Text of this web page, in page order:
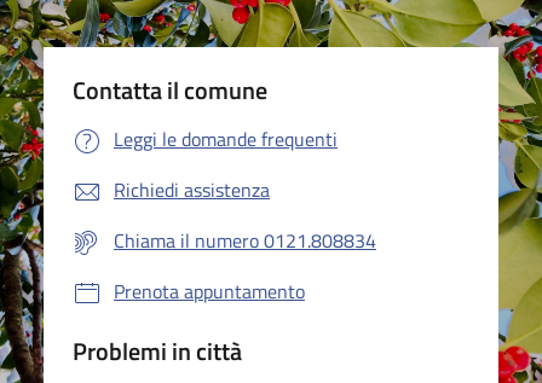
Contatta il comune
Leggi le domande frequenti
Richiedi assistenza
Chiama il numero 0121.808834
Prenota appuntamento
Problemi in città